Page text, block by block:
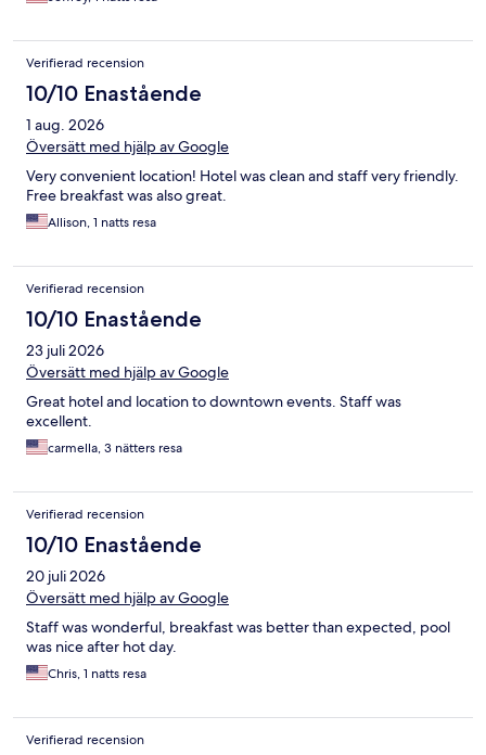
Verifierad recension
10/10 Enastående
1 aug. 2026
Översätt med hjälp av Google
Very convenient location! Hotel was clean and staff very friendly.
Free breakfast was also great.
Allison, 1 natts resa
Verifierad recension
10/10 Enastående
23 juli 2026
Översätt med hjälp av Google
Great hotel and location to downtown events. Staff was
excellent.
carmella, 3 nätters resa
Verifierad recension
10/10 Enastående
20 juli 2026
Översätt med hjälp av Google
Staff was wonderful, breakfast was better than expected, pool
was nice after hot day.
Chris, 1 natts resa
Verifierad recension